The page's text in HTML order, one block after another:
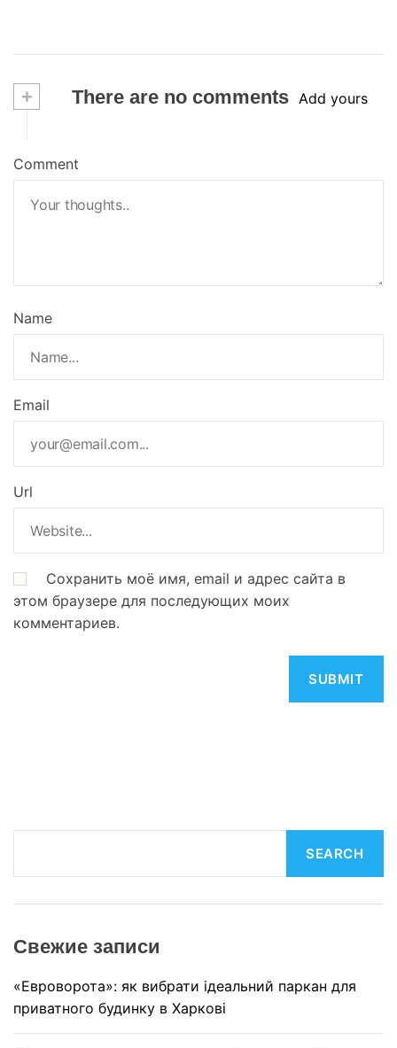
+ There are no comments Add yours
Comment
Name
Email
Url
Сохранить моё имя, email и адрес сайта в
этом браузере для последующих моих
комментариев.
r
h
SEARCH
Свежие записи
«Евроворота»: як вибрати ідеальний паркан для
приватного будинку в Харкові